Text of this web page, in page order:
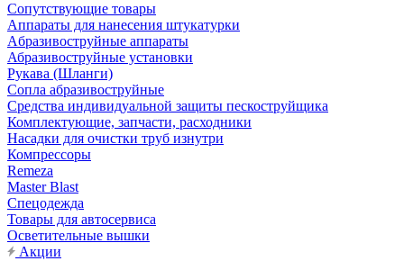
Сопутствующие товары
Аппараты для нанесения штукатурки
Aбразивоструйные аппараты
Абразивоструйные установки
Рукава (Шланги)
Сопла абразивоструйные
Средства индивидуальной защиты пескоструйщика
Комплектующие, запчасти, расходники
Насадки для очистки труб изнутри
Компрессоры
Remeza
Master Blast
Спецодежда
Товары для автосервиса
Осветительные вышки
Акции